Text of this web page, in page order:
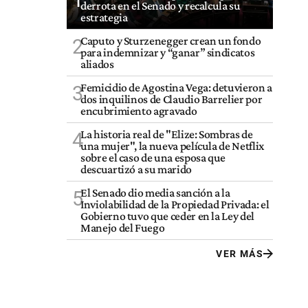
derrota en el Senado y recalcula su
estrategia
2Caputo y Sturzenegger crean un fondo
para indemnizar y “ganar” sindicatos
aliados
3Femicidio de Agostina Vega: detuvieron a
dos inquilinos de Claudio Barrelier por
encubrimiento agravado
4La historia real de "Elize: Sombras de
una mujer", la nueva película de Netflix
sobre el caso de una esposa que
descuartizó a su marido
5El Senado dio media sanción a la
Inviolabilidad de la Propiedad Privada: el
Gobierno tuvo que ceder en la Ley del
Manejo del Fuego
VER MÁS